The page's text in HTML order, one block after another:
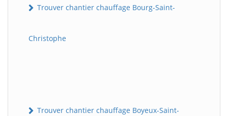
Trouver chantier chauffage Bourg-Saint-
Christophe
Trouver chantier chauffage Boyeux-Saint-